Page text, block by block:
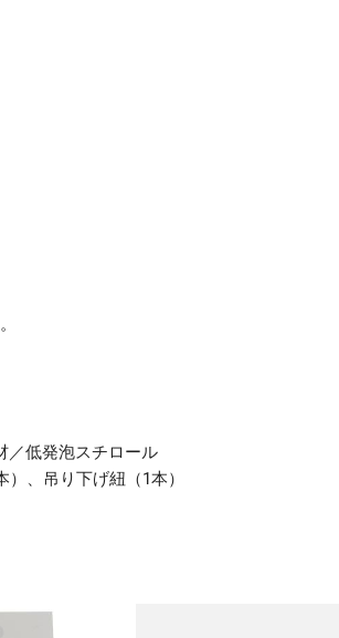
／低発泡スチロール
、吊り下げ紐（1本）